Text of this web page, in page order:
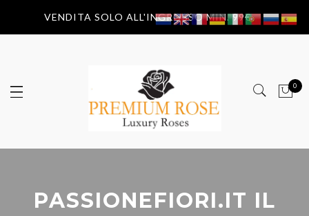
VENDITA SOLO ALL'INGROSSO MIN. 99€
0
PASSIONEFIORI.IT IL